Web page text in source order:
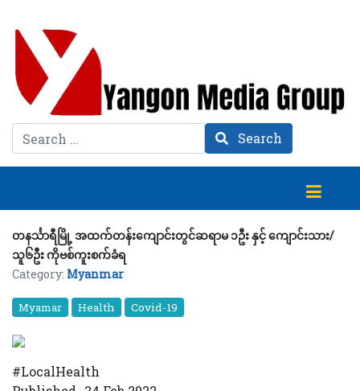
Search Search
တနင်္သာရီမြို့ အထက်တန်းကျောင်းတွင်ဆရာမ ၁ဦး နှင့် ကျောင်းသား/
သူ၆ဦး ကိုဗစ်ကူးစက်ခံရ
Category: Myanmar
Myamar Health Covid-19
#LocalHealth